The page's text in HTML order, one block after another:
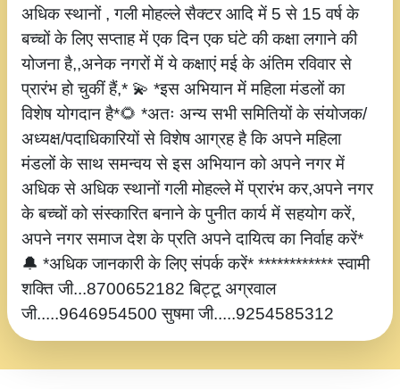
अधिक स्थानों , गली मोहल्ले सैक्टर आदि में 5 से 15 वर्ष के
बच्चों के लिए सप्ताह में एक दिन एक घंटे की कक्षा लगाने की
योजना है,,अनेक नगरों में ये कक्षाएं मई के अंतिम रविवार से
प्रारंभ हो चुकीं हैं,* 💫 *इस अभियान में महिला मंडलों का
विशेष योगदान है*🌻 *अतः अन्य सभी समितियों के संयोजक/
अध्यक्ष/पदाधिकारियों से विशेष आग्रह है कि अपने महिला
मंडलों के साथ समन्वय से इस अभियान को अपने नगर में
अधिक से अधिक स्थानों गली मोहल्ले में प्रारंभ कर,अपने नगर
के बच्चों को संस्कारित बनाने के पुनीत कार्य में सहयोग करें,
अपने नगर समाज देश के प्रति अपने दायित्व का निर्वाह करें*
🔔 *अधिक जानकारी के लिए संपर्क करें* ************ स्वामी
शक्ति जी...8700652182 बिट्टू अग्रवाल
जी.....9646954500 सुषमा जी.....9254585312